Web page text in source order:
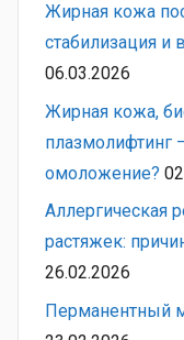
Жирная кожа
стабилизация и
06.03.2026
Жирная кожа,
плазмолифтинг
омоложение?
Аллергическая
растяжек:
26.02.2026
Перманентный